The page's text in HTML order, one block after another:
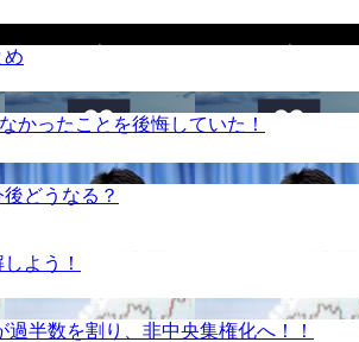
め
かったことを後悔していた！
どうなる？
よう！
半数を割り、非中央集権化へ！！